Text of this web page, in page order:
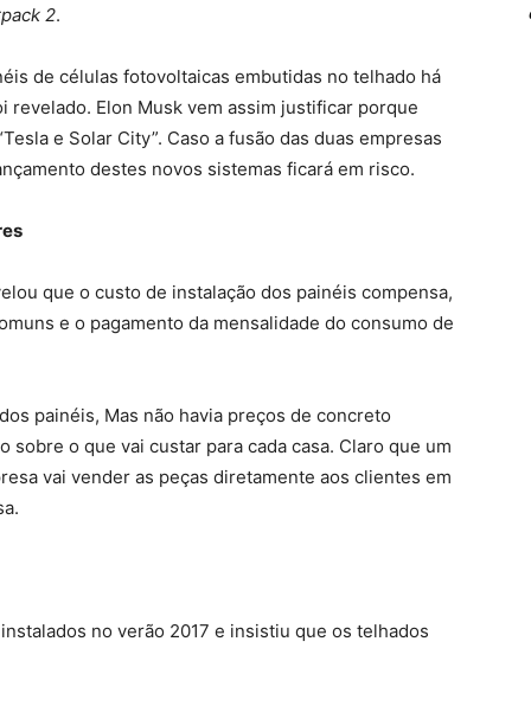
2.
de células fotovoltaicas embutidas no telhado há
revelado. Elon Musk vem assim justificar porque
e Solar City”. Caso a fusão das duas empresas
destes novos sistemas ficará em risco.
que o custo de instalação dos painéis compensa,
e o pagamento da mensalidade do consumo de
painéis, Mas não havia preços de concreto
o que vai custar para cada casa. Claro que um
vai vender as peças diretamente aos clientes em
no verão 2017 e insistiu que os telhados